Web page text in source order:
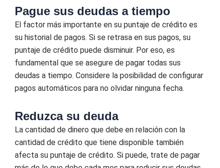
Pague sus deudas a tiempo
El factor más importante en su puntaje de crédito es
su historial de pagos. Si se retrasa en sus pagos, su
puntaje de crédito puede disminuir. Por eso, es
fundamental que se asegure de pagar todas sus
deudas a tiempo. Considere la posibilidad de configurar
pagos automáticos para no olvidar ninguna fecha.
Reduzca su deuda
La cantidad de dinero que debe en relación con la
cantidad de crédito que tiene disponible también
afecta su puntaje de crédito. Si puede, trate de pagar